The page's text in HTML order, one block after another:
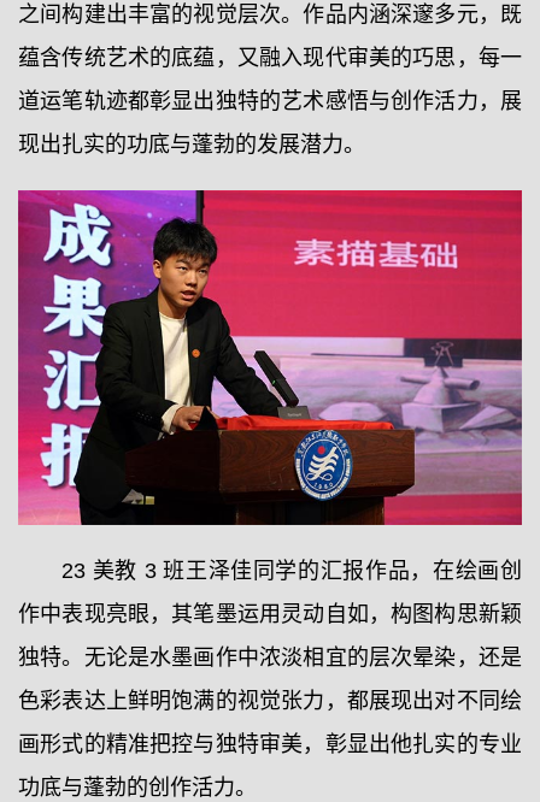
之间构建出丰富的视觉层次。作品内涵深邃多元，既
蕴含传统艺术的底蕴，又融入现代审美的巧思，每一
道运笔轨迹都彰显出独特的艺术感悟与创作活力，展
现出扎实的功底与蓬勃的发展潜力。
23 美教 3 班王泽佳同学的汇报作品，在绘画创
作中表现亮眼，其笔墨运用灵动自如，构图构思新颖
独特。无论是水墨画作中浓淡相宜的层次晕染，还是
色彩表达上鲜明饱满的视觉张力，都展现出对不同绘
画形式的精准把控与独特审美，彰显出他扎实的专业
功底与蓬勃的创作活力。